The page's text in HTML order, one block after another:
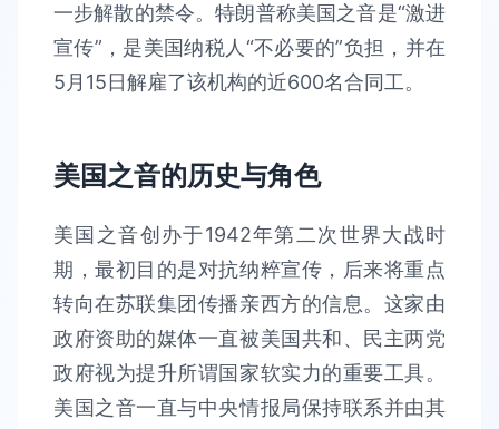
一步解散的禁令。特朗普称美国之音是“激进
宣传”，是美国纳税人“不必要的”负担，并在
5月15日解雇了该机构的近600名合同工。
美国之音的历史与角色
美国之音创办于1942年第二次世界大战时
期，最初目的是对抗纳粹宣传，后来将重点
转向在苏联集团传播亲西方的信息。这家由
政府资助的媒体一直被美国共和、民主两党
政府视为提升所谓国家软实力的重要工具。
美国之音一直与中央情报局保持联系并由其